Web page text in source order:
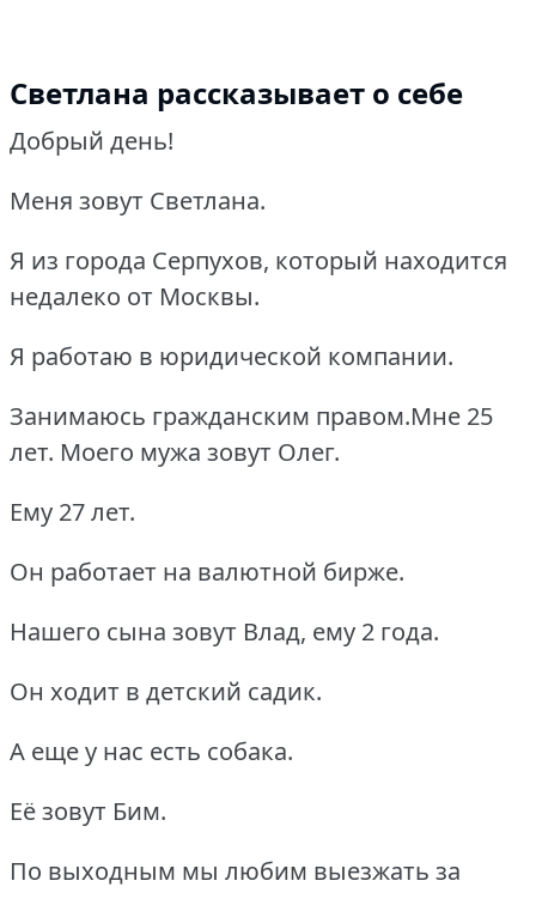
Светлана рассказывает о себе
Добрый день!
Меня зовут Светлана.
Я из города Серпухов, который находится
недалеко от Москвы.
Я работаю в юридической компании.
Занимаюсь гражданским правом.Мне 25
лет. Моего мужа зовут Олег.
Ему 27 лет.
Он работает на валютной бирже.
Нашего сына зовут Влад, ему 2 года.
Он ходит в детский садик.
А еще у нас есть собака.
Её зовут Бим.
По выходным мы любим выезжать за